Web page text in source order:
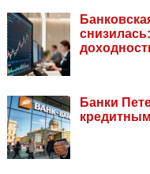
Банки